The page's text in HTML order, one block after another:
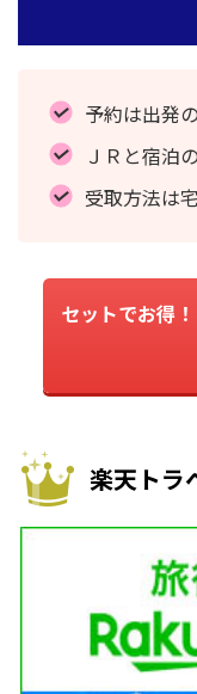
予約は出発
ＪＲと宿泊
受取方法は
セットでお得
楽天トラ